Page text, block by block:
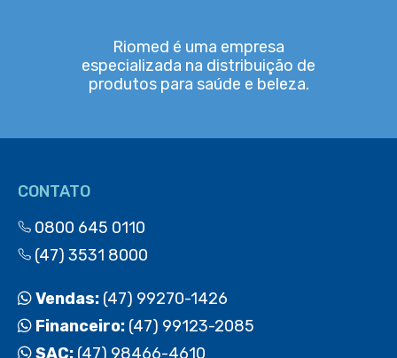
Riomed é uma empresa
especializada na distribuição de
produtos para saúde e beleza.
CONTATO
0800 645 0110
(47) 3531 8000
Vendas: (47) 99270-1426
Financeiro: (47) 99123-2085
SAC: (47) 98466-4610